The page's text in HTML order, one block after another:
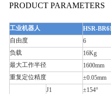
PRODUCT PARAMETERS
工业机器人
HSR-
自由度
6
负载
16Kg
最大工作半径
1600mm
重复定位精度
±0.05mm
J1
±154°